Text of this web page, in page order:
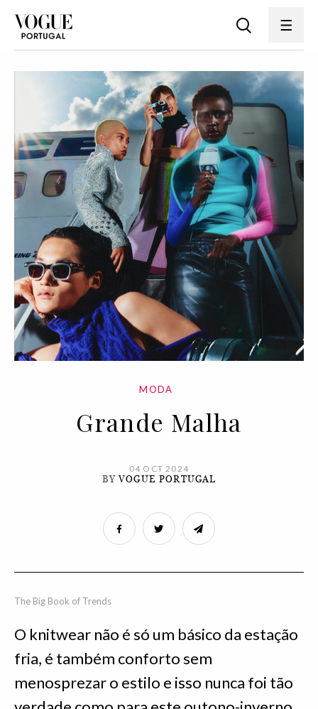
MODA
Grande Malha
04 OCT 2024
BYVOGUE PORTUGAL
The Big Book of Trends
O knitwear não é só um básico da estação
fria, é também conforto sem
menosprezar o estilo e isso nunca foi tão